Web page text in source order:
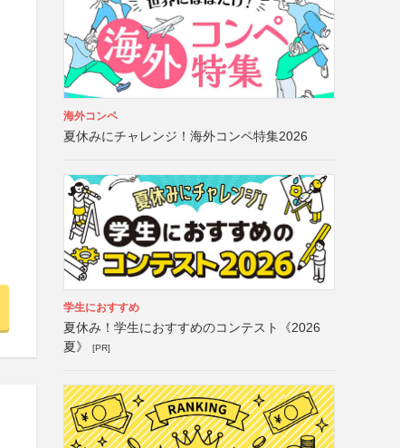
海外コンペ
夏休みにチャレンジ！海外コンペ特集2026
学生におすすめ
夏休み！学生におすすめのコンテスト《2026
夏》
[PR]